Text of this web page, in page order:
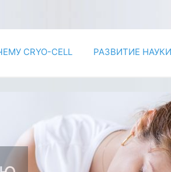
CRYO-CELL РАЗВИТИЕ НАУКИ